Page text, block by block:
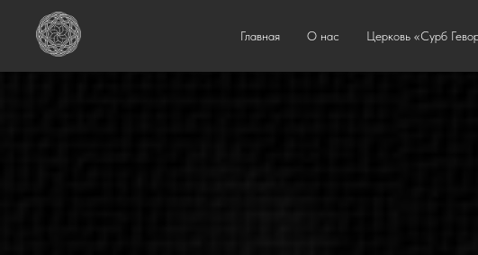
Главная О нас Церковь «Сурб